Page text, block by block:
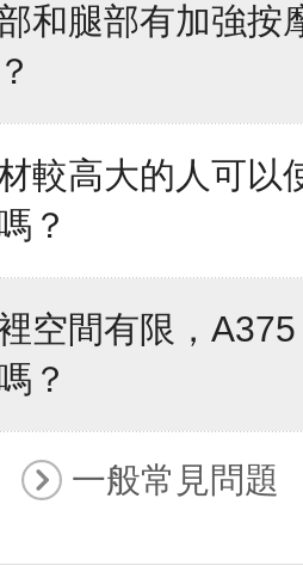
和腿部有加強按
較高大的人可以
？
空間有限，
？
一般常見問題